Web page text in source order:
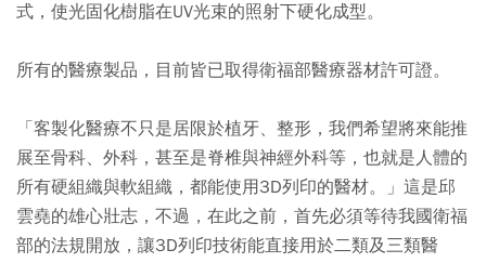
式，使光固化樹脂在UV光束的照射下硬化成型。
所有的醫療製品，目前皆已取得衛福部醫療器材許可證。
「客製化醫療不只是居限於植牙、整形，我們希望將來能推
展至骨科、外科，甚至是脊椎與神經外科等，也就是人體的
所有硬組織與軟組織，都能使用3D列印的醫材。」這是邱
雲堯的雄心壯志，不過，在此之前，首先必須等待我國衛福
部的法規開放，讓3D列印技術能直接用於二類及三類醫